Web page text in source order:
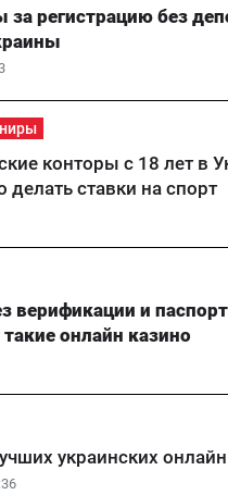
регистрацию без
конторы с 18 лет в
делать ставки на спорт
верификации и
онлайн казино
украинских